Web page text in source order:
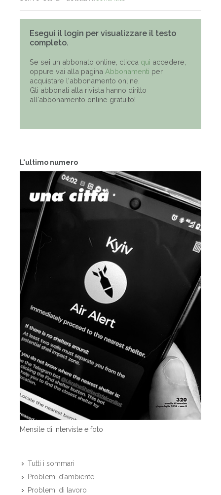
L'ultimo numero
Mensile di interviste e foto
Tutti i sommari
Problemi d'ambiente
Problemi di lavoro
Esegui il login per visualizzare il testo
completo.
Se sei un abbonato online, clicca qui accedere,
oppure vai alla pagina Abbonamenti per
acquistare l'abbonamento online.
Gli abbonati alla rivista hanno diritto
all'abbonamento online gratuito!